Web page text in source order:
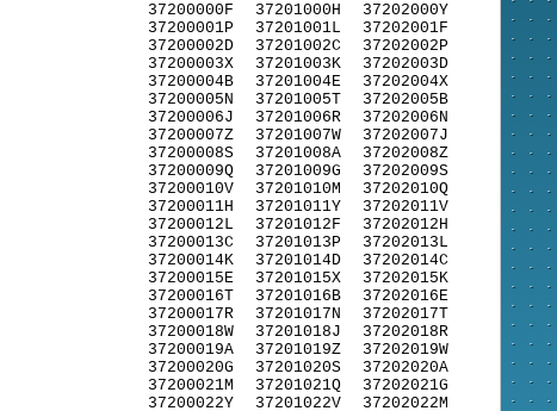
37200000F
37200001P
37200002D
37200003X
37200004B
37200005N
37200006J
37200007Z
37200008S
37200009Q
37200010V
37200011H
37200012L
37200013C
37200014K
37200015E
37200016T
37200017R
37200018W
37200019A
37200020G
37200021M
37200022Y
37201000H
37201001L
37201002C
37201003K
37201004E
37201005T
37201006R
37201007W
37201008A
37201009G
37201010M
37201011Y
37201012F
37201013P
37201014D
37201015X
37201016B
37201017N
37201018J
37201019Z
37201020S
37201021Q
37201022V
37202000Y
37202001F
37202002P
37202003D
37202004X
37202005B
37202006N
37202007J
37202008Z
37202009S
37202010Q
37202011V
37202012H
37202013L
37202014C
37202015K
37202016E
37202017T
37202018R
37202019W
37202020A
37202021G
37202022M